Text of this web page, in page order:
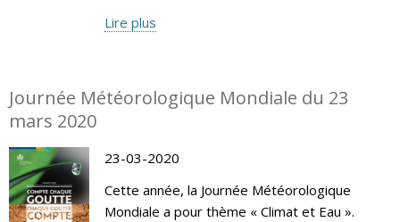
Lire plus
Journée Météorologique Mondiale du 23
mars 2020
23-03-2020
Cette année, la Journée Météorologique
Mondiale a pour thème « Climat et Eau ».